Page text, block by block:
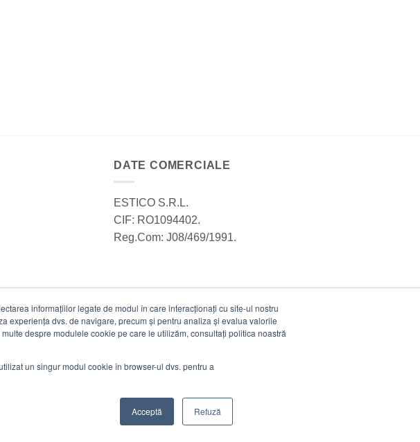
informațiilor legate de modul în care interacționați cu site-ul nostru
experiența dvs. de navigare, precum și pentru analiza și evalua valorile
despre modulele cookie pe care le utilizăm, consultați politica noastră
un singur modul cookie în browser-ul dvs. pentru a
Acceptă Refuză
DATE COMERCIALE
ESTICO S.R.L.
CIF: RO1094402.
Reg.Com: J08/469/1991.